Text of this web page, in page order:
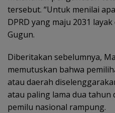
tersebut. “Untuk menilai
DPRD yang maju 2031
Gugun.
Diberitakan sebelumnya,
memutuskan bahwa
atau daerah
atau paling lama dua tahun
pemilu nasional rampung.